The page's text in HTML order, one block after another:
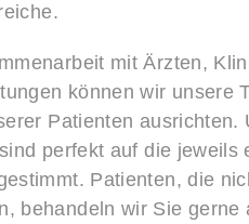
mit Ärzten,
können wir unsere
Patienten ausrichten.
perfekt auf die jeweils
Patienten, die
behandeln wir Sie gerne